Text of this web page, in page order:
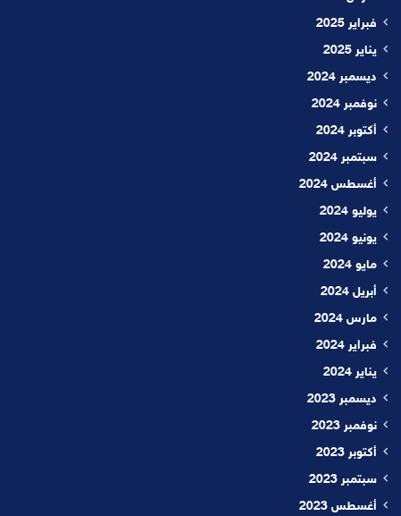
فبراير 2025
يناير 2025
ديسمبر 2024
نوفمبر 2024
أكتوبر 2024
سبتمبر 2024
أغسطس 2024
يوليو 2024
يونيو 2024
مايو 2024
أبريل 2024
مارس 2024
فبراير 2024
يناير 2024
ديسمبر 2023
نوفمبر 2023
أكتوبر 2023
سبتمبر 2023
أغسطس 2023